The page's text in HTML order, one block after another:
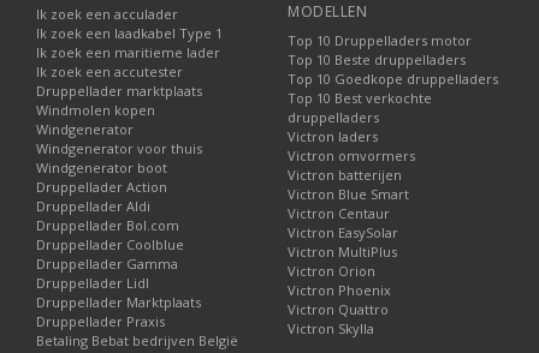
Ik zoek een acculader
Ik zoek een laadkabel Type 1
Ik zoek een maritieme lader
Ik zoek een accutester
Druppellader marktplaats
Windmolen kopen
Windgenerator
Windgenerator voor thuis
Windgenerator boot
Druppellader Action
Druppellader Aldi
Druppellader Bol.com
Druppellader Coolblue
Druppellader Gamma
Druppellader Lidl
Druppellader Marktplaats
Druppellader Praxis
Betaling Bebat bedrijven België
MODELLEN
Top 10 Druppelladers motor
Top 10 Beste druppelladers
Top 10 Goedkope druppelladers
Top 10 Best verkochte
druppelladers
Victron laders
Victron omvormers
Victron batterijen
Victron Blue Smart
Victron Centaur
Victron EasySolar
Victron MultiPlus
Victron Orion
Victron Phoenix
Victron Quattro
Victron Skylla